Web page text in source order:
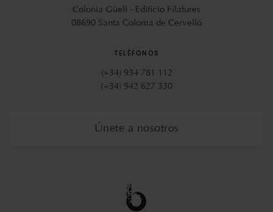
Colonia Güell - Edificio Filatures
08690 Santa Coloma de Cervelló
TELÉFONOS
(+34) 934 781 112
(+34) 942 627 330
Únete a nosotros